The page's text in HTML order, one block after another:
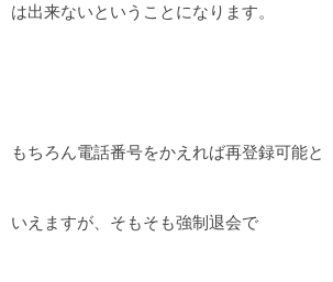
は出来ないということになります。
もちろん電話番号をかえれば再登録可能と
いえますが、そもそも強制退会で